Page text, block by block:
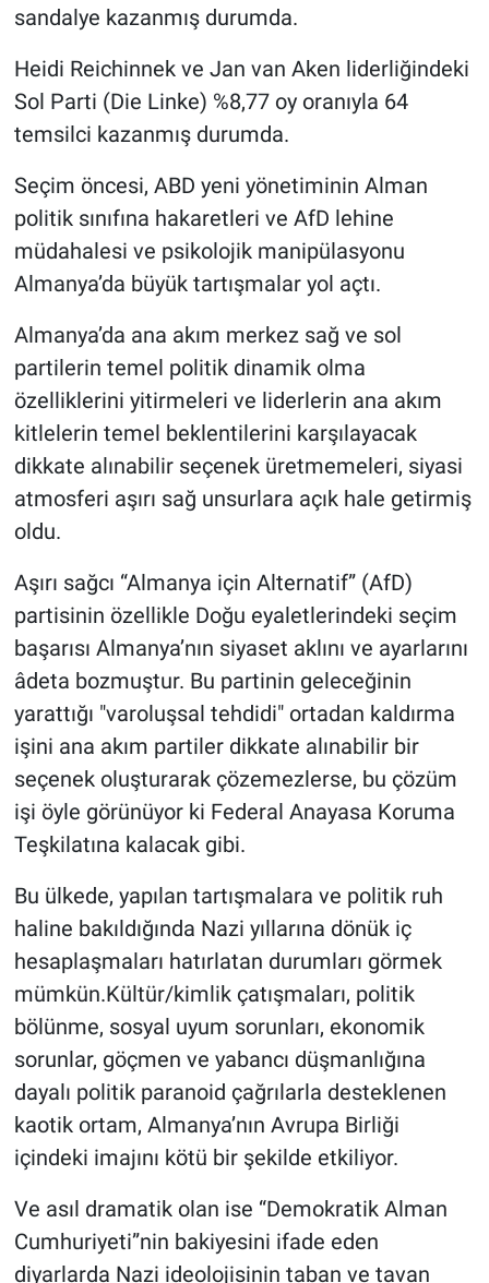
sandalye kazanmış durumda.
Heidi Reichinnek ve Jan van Aken liderliğindeki
Sol Parti (Die Linke) %8,77 oy oranıyla 64
temsilci kazanmış durumda.
Seçim öncesi, ABD yeni yönetiminin Alman
politik sınıfına hakaretleri ve AfD lehine
müdahalesi ve psikolojik manipülasyonu
Almanya’da büyük tartışmalar yol açtı.
Almanya’da ana akım merkez sağ ve sol
partilerin temel politik dinamik olma
özelliklerini yitirmeleri ve liderlerin ana akım
kitlelerin temel beklentilerini karşılayacak
dikkate alınabilir seçenek üretmemeleri, siyasi
atmosferi aşırı sağ unsurlara açık hale getirmiş
oldu.
Aşırı sağcı “Almanya için Alternatif” (AfD)
partisinin özellikle Doğu eyaletlerindeki seçim
başarısı Almanya’nın siyaset aklını ve ayarlarını
âdeta bozmuştur. Bu partinin geleceğinin
yarattığı "varoluşsal tehdidi" ortadan kaldırma
işini ana akım partiler dikkate alınabilir bir
seçenek oluşturarak çözemezlerse, bu çözüm
işi öyle görünüyor ki Federal Anayasa Koruma
Teşkilatına kalacak gibi.
Bu ülkede, yapılan tartışmalara ve politik ruh
haline bakıldığında Nazi yıllarına dönük iç
hesaplaşmaları hatırlatan durumları görmek
mümkün.Kültür/kimlik çatışmaları, politik
bölünme, sosyal uyum sorunları, ekonomik
sorunlar, göçmen ve yabancı düşmanlığına
dayalı politik paranoid çağrılarla desteklenen
kaotik ortam, Almanya’nın Avrupa Birliği
içindeki imajını kötü bir şekilde etkiliyor.
Ve asıl dramatik olan ise “Demokratik Alman
Cumhuriyeti”nin bakiyesini ifade eden
diyarlarda Nazi ideolojisinin taban ve tavan